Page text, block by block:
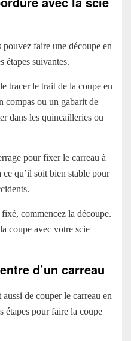
faire une découpe en
étapes suivantes.
tracer le trait de la coupe en
compas ou un gabarit de
dans les quincailleries ou
pour fixer le carreau à
qu’il soit bien stable pour
commencez la découpe.
coupe avec votre scie
d’un carreau
de couper le carreau en
étapes pour faire la coupe